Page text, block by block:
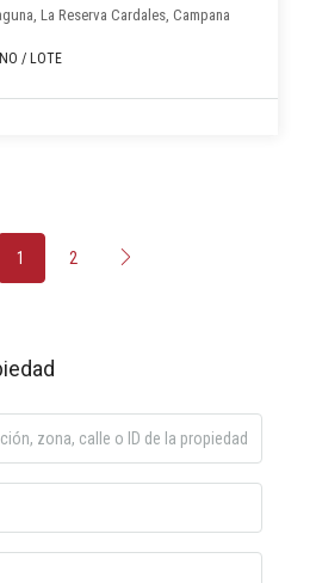
La Reserva Cardales, Campana
/ LOTE
1 2